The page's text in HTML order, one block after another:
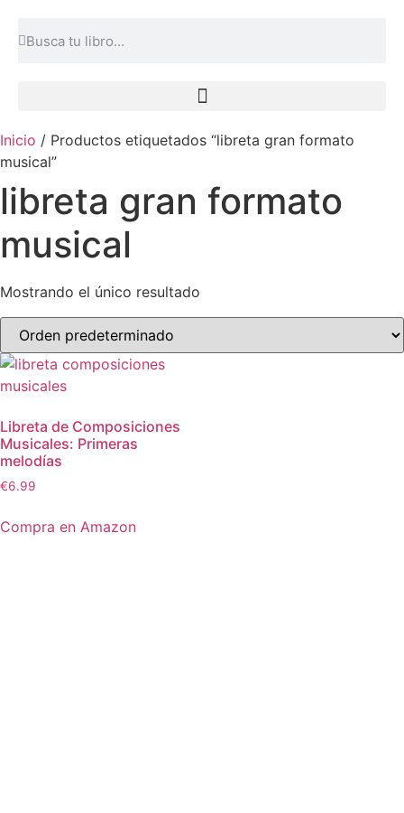
Inicio / Productos etiquetados “libreta gran formato
musical”
libreta gran formato
musical
Mostrando el único resultado
Libreta de Composiciones
Musicales: Primeras
melodías
€6.99
Compra en Amazon